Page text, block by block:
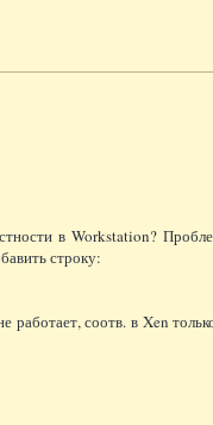
в Workstation?
строку:
соотв. в Xen